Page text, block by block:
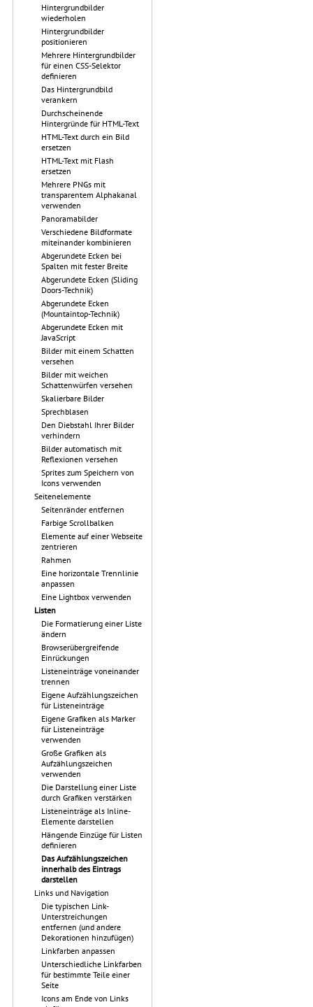
Hintergrundbilder
wiederholen
Hintergrundbilder
positionieren
Mehrere Hintergrundbilder
für einen CSS-Selektor
definieren
Das Hintergrundbild
verankern
Durchscheinende
Hintergründe für HTML-Text
HTML-Text durch ein Bild
ersetzen
HTML-Text mit Flash
ersetzen
Mehrere PNGs mit
transparentem Alphakanal
verwenden
Panoramabilder
Verschiedene Bildformate
miteinander kombinieren
Abgerundete Ecken bei
Spalten mit fester Breite
Abgerundete Ecken (Sliding
Doors-Technik)
Abgerundete Ecken
(Mountaintop-Technik)
Abgerundete Ecken mit
JavaScript
Bilder mit einem Schatten
versehen
Bilder mit weichen
Schattenwürfen versehen
Skalierbare Bilder
Sprechblasen
Den Diebstahl Ihrer Bilder
verhindern
Bilder automatisch mit
Reflexionen versehen
Sprites zum Speichern von
Icons verwenden
Seitenelemente
Seitenränder entfernen
Farbige Scrollbalken
Elemente auf einer Webseite
zentrieren
Rahmen
Eine horizontale Trennlinie
anpassen
Eine Lightbox verwenden
Listen
Die Formatierung einer Liste
ändern
Browserübergreifende
Einrückungen
Listeneinträge voneinander
trennen
Eigene Aufzählungszeichen
für Listeneinträge
Eigene Grafiken als Marker
für Listeneinträge
verwenden
Große Grafiken als
Aufzählungszeichen
verwenden
Die Darstellung einer Liste
durch Grafiken verstärken
Listeneinträge als Inline-
Elemente darstellen
Hängende Einzüge für Listen
definieren
Das Aufzählungszeichen
innerhalb des Eintrags
darstellen
Links und Navigation
Die typischen Link-
Unterstreichungen
entfernen (und andere
Dekorationen hinzufügen)
Linkfarben anpassen
Unterschiedliche Linkfarben
für bestimmte Teile einer
Seite
Icons am Ende von Links